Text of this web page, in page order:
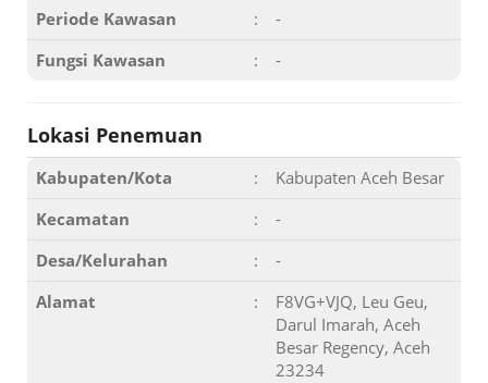
Periode Kawasan
:
-
Fungsi Kawasan
: -
Lokasi Penemuan
Kabupaten/Kota :
Kabupaten Aceh Besar
Kecamatan
:
-
Desa/Kelurahan
:
-
Alamat
:
F8VG+VJQ, Leu Geu,
Darul Imarah, Aceh
Besar Regency, Aceh
23234